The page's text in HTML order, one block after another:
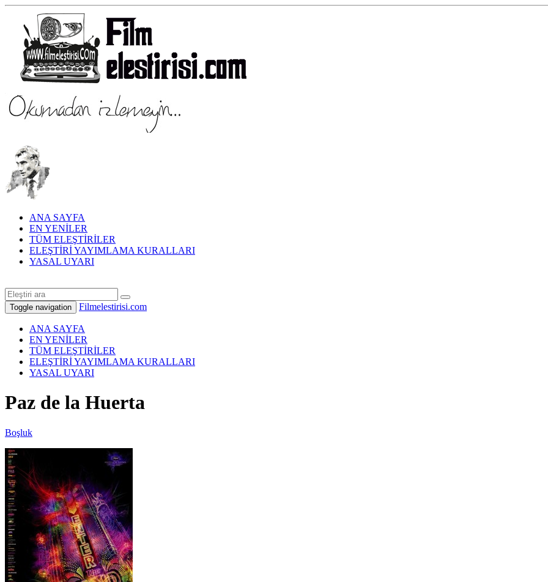
ANA SAYFA
EN YENİLER
TÜM ELEŞTİRİLER
ELEŞTİRİ YAYIMLAMA KURALLARI
YASAL UYARI
Toggle navigation Filmelestirisi.com
ANA SAYFA
EN YENİLER
TÜM ELEŞTİRİLER
ELEŞTİRİ YAYIMLAMA KURALLARI
YASAL UYARI
Paz de la Huerta
Boşluk